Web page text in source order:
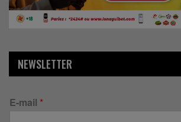
NEWSLETTER
E-mail *